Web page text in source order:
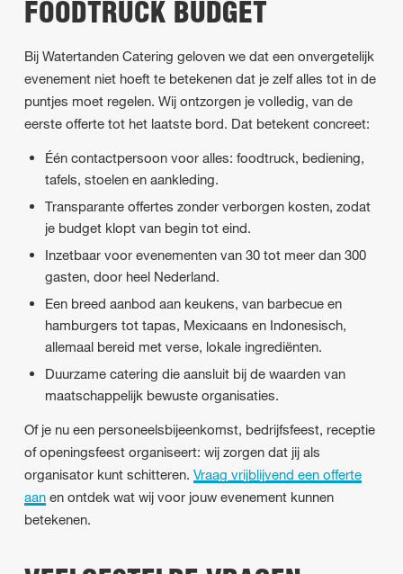
FOODTRUCK BUDGET
Bij Watertanden Catering geloven we dat een onvergetelijk
evenement niet hoeft te betekenen dat je zelf alles tot in de
puntjes moet regelen. Wij ontzorgen je volledig, van de
eerste offerte tot het laatste bord. Dat betekent concreet:
Één contactpersoon voor alles: foodtruck, bediening,
tafels, stoelen en aankleding.
Transparante offertes zonder verborgen kosten, zodat
je budget klopt van begin tot eind.
Inzetbaar voor evenementen van 30 tot meer dan 300
gasten, door heel Nederland.
Een breed aanbod aan keukens, van barbecue en
hamburgers tot tapas, Mexicaans en Indonesisch,
allemaal bereid met verse, lokale ingrediënten.
Duurzame catering die aansluit bij de waarden van
maatschappelijk bewuste organisaties.
Of je nu een personeelsbijeenkomst, bedrijfsfeest, receptie
of openingsfeest organiseert: wij zorgen dat jij als
organisator kunt schitteren. Vraag vrijblijvend een offerte
aan en ontdek wat wij voor jouw evenement kunnen
betekenen.